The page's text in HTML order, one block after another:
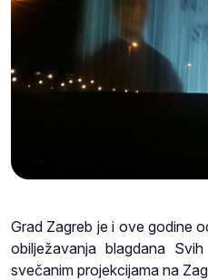
Grad Zagreb je i ove godine
obilježavanja blagdana
svečanim projekcijama na